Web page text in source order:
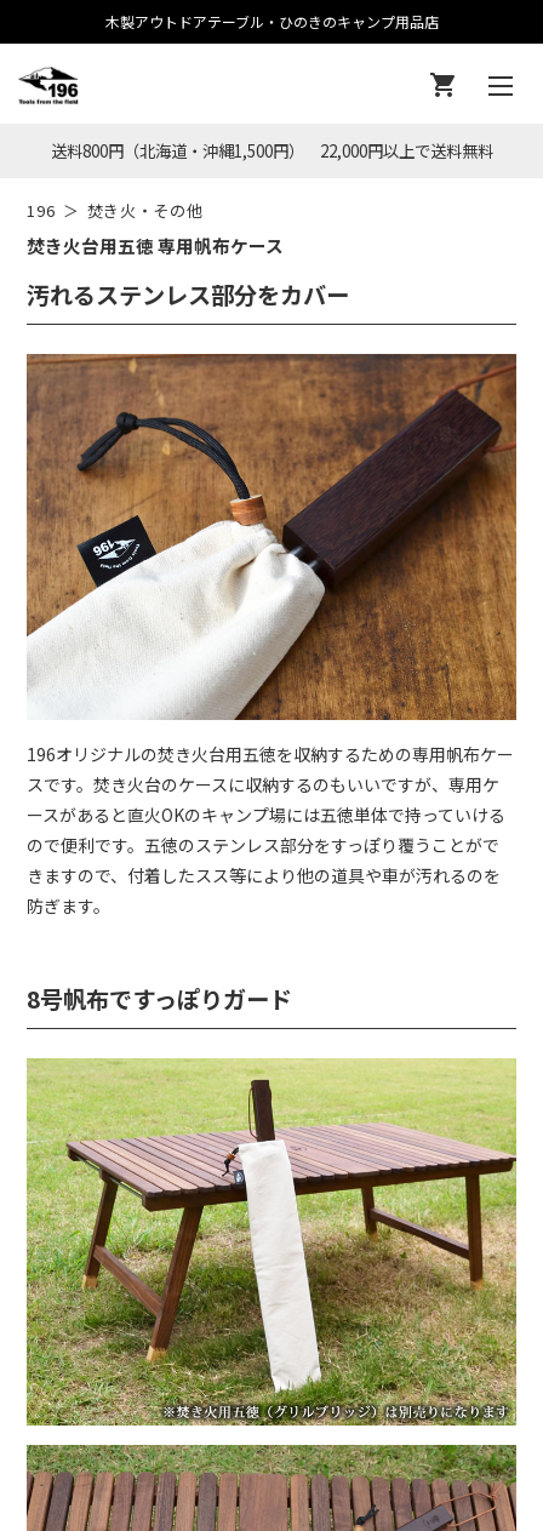
木製アウトドアテーブル・ひのきのキャンプ用品店
送料800円（北海道・沖縄1,500円） 22,000円以上で送料無料
196 焚き火・その他
焚き火台用五徳 専用帆布ケース
汚れるステンレス部分をカバー
196オリジナルの焚き火台用五徳を収納するための専用帆布ケー
スです。焚き火台のケースに収納するのもいいですが、専用ケ
ースがあると直火OKのキャンプ場には五徳単体で持っていける
ので便利です。五徳のステンレス部分をすっぽり覆うことがで
きますので、付着したスス等により他の道具や車が汚れるのを
防ぎます。
8号帆布ですっぽりガード